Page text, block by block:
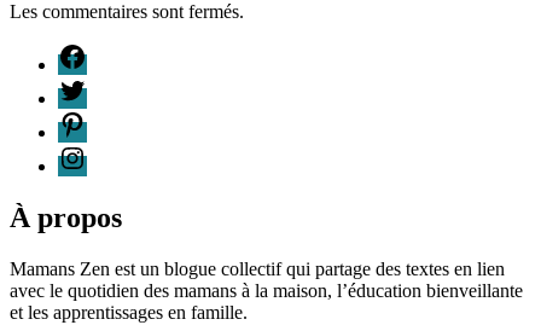
Les commentaires sont fermés.
F
T
P
I
À propos
Mamans Zen est un blogue collectif qui partage des textes en lien
avec le quotidien des mamans à la maison, l’éducation bienveillante
et les apprentissages en famille.